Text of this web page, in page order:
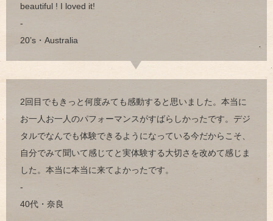
beautiful ! I loved it!
-
20’s・Australia
2回目でもきっと何度みても感動すると思いました。本当に
お一人お一人のパフォーマンスがすばらしかったです。デジ
タルでなんでも体験できるようになっている今だからこそ、
自分でみて聞いて感じてと実体験する大切さを改めて感じま
した。本当に本当に来てよかったです。
-
40代・奈良